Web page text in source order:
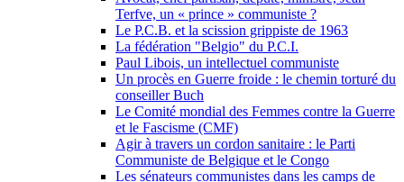
Terfve, un « prince » communiste ?
Le P.C.B. et la scission grippiste de 1963
La fédération "Belgio" du P.C.I.
Paul Libois, un intellectuel communiste
Un procès en Guerre froide : le chemin torturé du
conseiller Buch
Le Comité mondial des Femmes contre la Guerre
et le Fascisme (CMF)
Agir à travers un cordon sanitaire : le Parti
Communiste de Belgique et le Congo
Les sénateurs communistes dans les camps de